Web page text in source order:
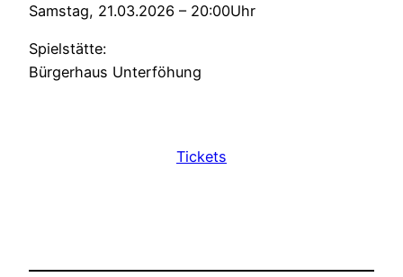
Samstag, 21.03.2026 – 20:00Uhr
Spielstätte:
Bürgerhaus Unterföhung
Tickets